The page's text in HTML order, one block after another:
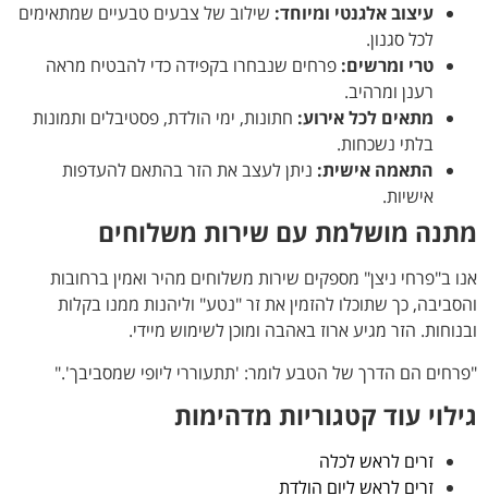
עיצוב אלגנטי ומיוחד: שילוב של צבעים טבעיים שמתאימים
לכל סגנון.
טרי ומרשים: פרחים שנבחרו בקפידה כדי להבטיח מראה
רענן ומרהיב.
מתאים לכל אירוע: חתונות, ימי הולדת, פסטיבלים ותמונות
בלתי נשכחות.
התאמה אישית: ניתן לעצב את הזר בהתאם להעדפות
אישיות.
מתנה מושלמת עם שירות משלוחים
אנו ב"פרחי ניצן" מספקים שירות משלוחים מהיר ואמין ברחובות
והסביבה, כך שתוכלו להזמין את זר "נטע" וליהנות ממנו בקלות
ובנוחות. הזר מגיע ארוז באהבה ומוכן לשימוש מיידי.
"פרחים הם הדרך של הטבע לומר: 'תתעוררי ליופי שמסביבך'."
גילוי עוד קטגוריות מדהימות
זרים לראש לכלה
זרים לראש ליום הולדת